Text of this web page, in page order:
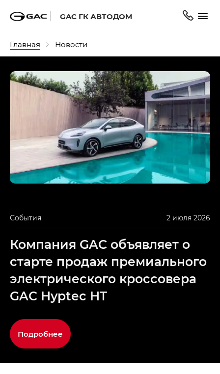
GAC ГК АВТОДОМ
Главная Новости
События 2 июля 2026
Компания GAC объявляет о
старте продаж премиального
электрического кроссовера
GAC Hyptec HT
Подробнее